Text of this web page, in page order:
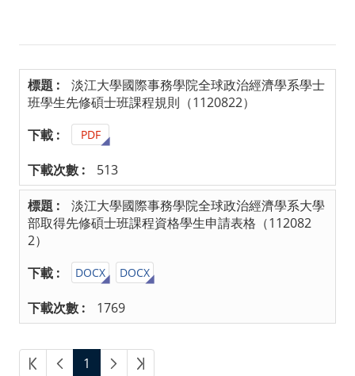
校外參訪
外賓來訪
系所活動
影音專區
相關連結
中華民國僑務委員會
中華民國對外貿易發展協會
外貿協會發展中心
台灣政治學會
淡江大學國際事務學院全球政治經濟學系學士
班學生先修碩士班課程規則（1120822）
PDF
513
淡江大學國際事務學院全球政治經濟學系大學
部取得先修碩士班課程資格學生申請表格（112082
2）
DOCX DOCX
1769
1